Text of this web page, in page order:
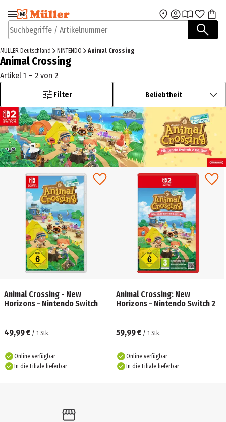
Zur Navigation
springen
Zum Hauptinhalt
Suchbegriffe / Artikelnummer
MÜLLER Deutschland NINTENDO Animal Crossing
Animal Crossing
Artikel 1 – 2 von 2
Filter
Beliebtheit
Animal Crossing - New
Horizons - Nintendo Switch
49,99 € / 1 Stk.
Online verfügbar
In die Filiale lieferbar
Animal Crossing: New
Horizons - Nintendo Switch 2
59,99 € / 1 Stk.
Online verfügbar
In die Filiale lieferbar